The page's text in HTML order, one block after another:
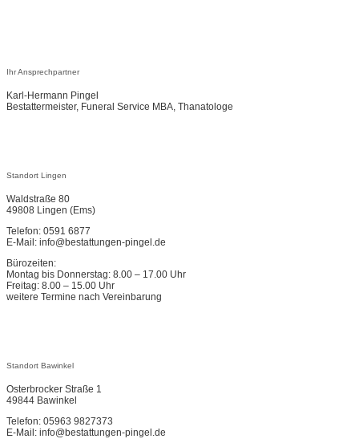
Ihr Ansprechpartner
Karl-Hermann Pingel
Bestattermeister, Funeral Service MBA, Thanatologe
Standort Lingen
Waldstraße 80
49808 Lingen (Ems)
Telefon: 0591 6877
E-Mail: info@bestattungen-pingel.de
Bürozeiten:
Montag bis Donnerstag: 8.00 – 17.00 Uhr
Freitag: 8.00 – 15.00 Uhr
weitere Termine nach Vereinbarung
Standort Bawinkel
Osterbrocker Straße 1
49844 Bawinkel
Telefon: 05963 9827373
E-Mail: info@bestattungen-pingel.de